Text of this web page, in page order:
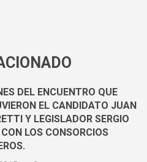
DEL ENCUENTRO QUE
EL CANDIDATO JUAN
Y LEGISLADOR SERGIO
LOS CONSORCIOS